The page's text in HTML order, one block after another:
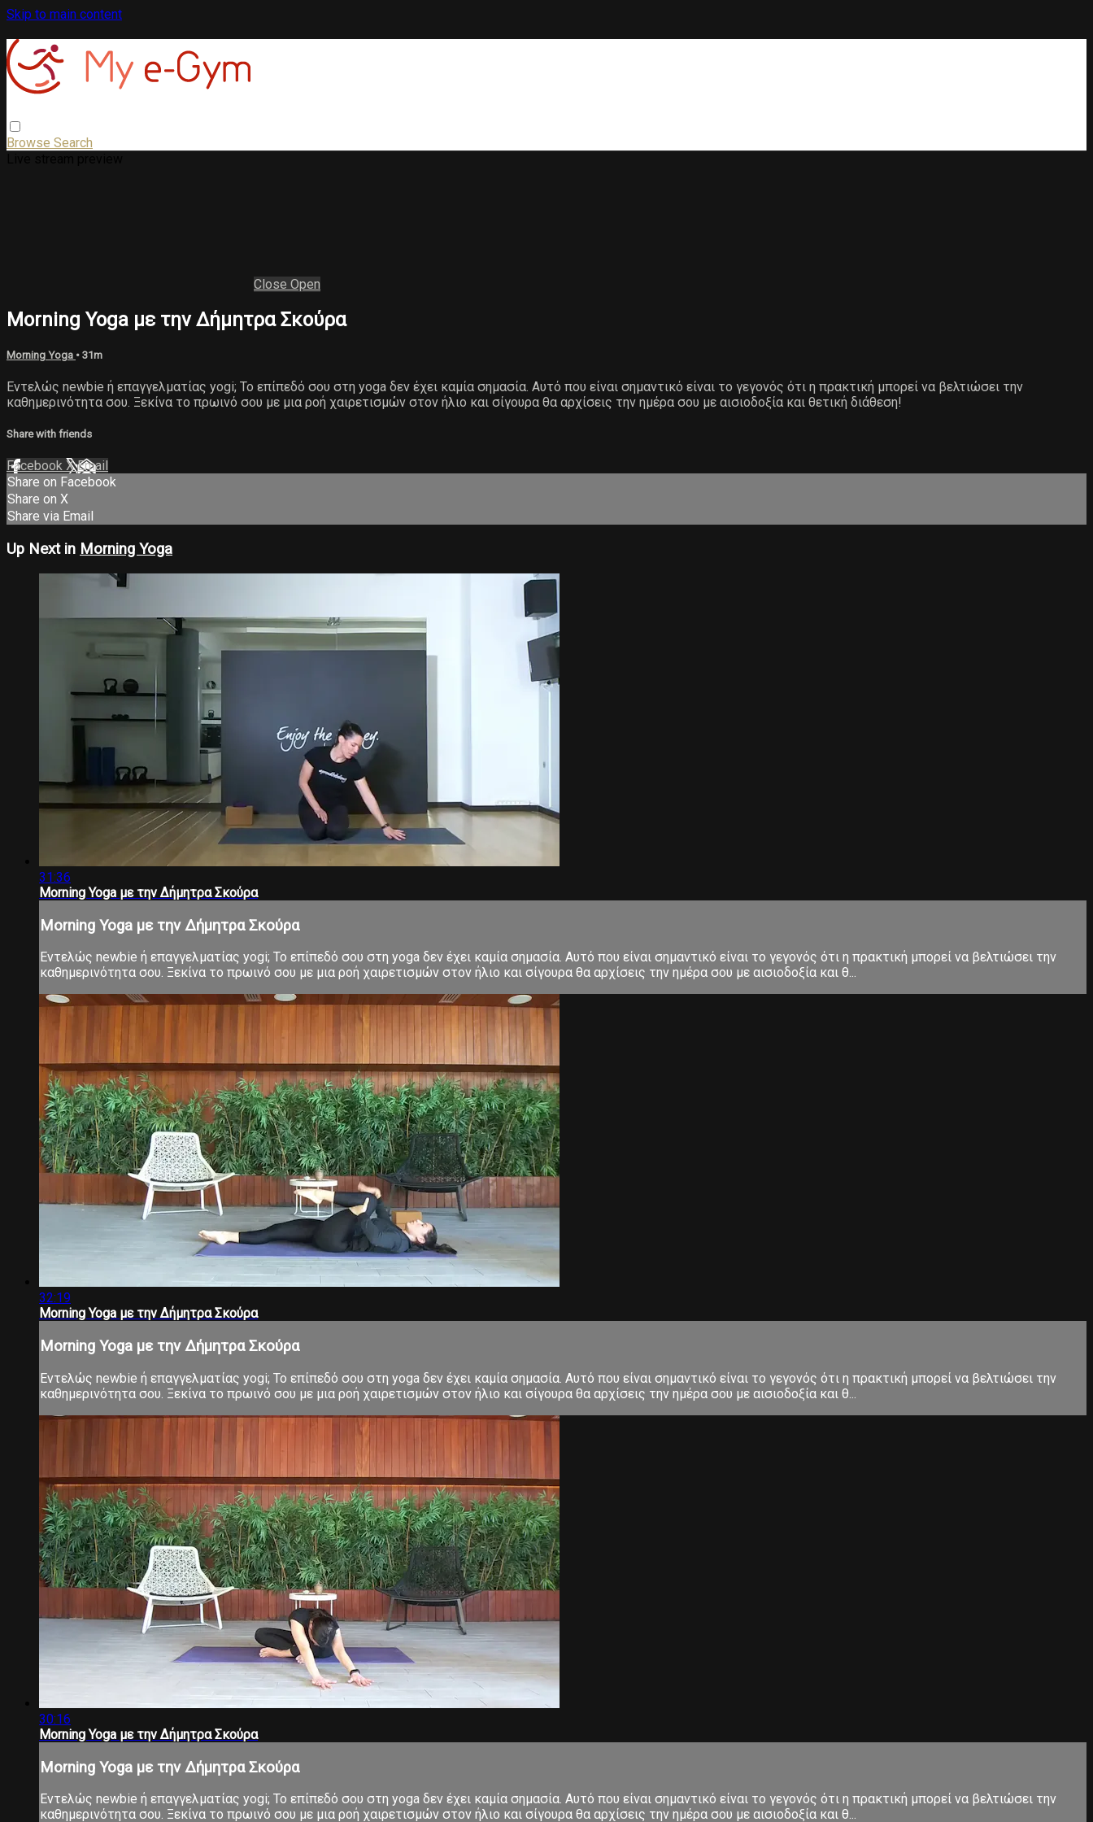
Skip to main content
Browse Search
Close Open
Morning Yoga με την Δήμητρα Σκούρα
Morning Yoga • 31m
Εντελώς newbie ή επαγγελματίας yogi; Το επίπεδό σου στη yoga δεν έχει καμία σημασία. Αυτό που είναι σημαντικό είναι το γεγονός ότι η πρακτική μπορεί να βελτιώσει την
καθημερινότητα σου. Ξεκίνα το πρωινό σου με μια ροή χαιρετισμών στον ήλιο και σίγουρα θα αρχίσεις την ημέρα σου με αισιοδοξία και θετική διάθεση!
Share with friends
Facebook XEmail
Share on Facebook
Share on X
Share via Email
Up Next in Morning Yoga
31:36
Morning Yoga με την Δήμητρα Σκούρα
Morning Yoga με την Δήμητρα Σκούρα
Εντελώς newbie ή επαγγελματίας yogi; Το επίπεδό σου στη yoga δεν έχει καμία σημασία. Αυτό που είναι σημαντικό είναι το γεγονός ότι η πρακτική μπορεί να βελτιώσει την
καθημερινότητα σου. Ξεκίνα το πρωινό σου με μια ροή χαιρετισμών στον ήλιο και σίγουρα θα αρχίσεις την ημέρα σου με αισιοδοξία και θ...
32:19
Morning Yoga με την Δήμητρα Σκούρα
Morning Yoga με την Δήμητρα Σκούρα
Εντελώς newbie ή επαγγελματίας yogi; Το επίπεδό σου στη yoga δεν έχει καμία σημασία. Αυτό που είναι σημαντικό είναι το γεγονός ότι η πρακτική μπορεί να βελτιώσει την
καθημερινότητα σου. Ξεκίνα το πρωινό σου με μια ροή χαιρετισμών στον ήλιο και σίγουρα θα αρχίσεις την ημέρα σου με αισιοδοξία και θ...
30:16
Morning Yoga με την Δήμητρα Σκούρα
Morning Yoga με την Δήμητρα Σκούρα
Εντελώς newbie ή επαγγελματίας yogi; Το επίπεδό σου στη yoga δεν έχει καμία σημασία. Αυτό που είναι σημαντικό είναι το γεγονός ότι η πρακτική μπορεί να βελτιώσει την
καθημερινότητα σου. Ξεκίνα το πρωινό σου με μια ροή χαιρετισμών στον ήλιο και σίγουρα θα αρχίσεις την ημέρα σου με αισιοδοξία και θ...